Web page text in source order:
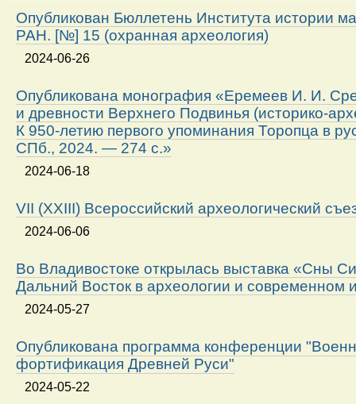
Опубликован Бюллетень Института истории
РАН. [№] 15 (охранная археология)
2024-06-26
Опубликована монография «Еремеев И. И.
и древности Верхнего Подвинья (историко-
К 950-летию первого упоминания Торопца в
СПб., 2024. — 274 с.»
2024-06-18
VII (XXIII) Всероссийский археологический
2024-06-06
Во Владивостоке открылась выставка «Сны
Дальний Восток в археологии и современном
2024-05-27
Опубликована программа конференции
фортификация Древней Руси"
2024-05-22